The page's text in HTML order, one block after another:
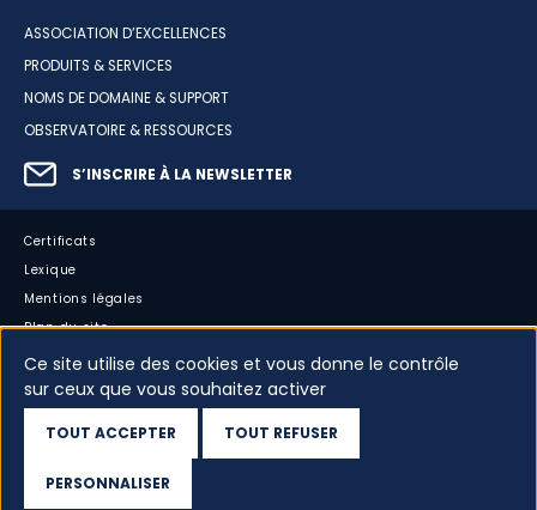
ASSOCIATION D’EXCELLENCES
PRODUITS & SERVICES
NOMS DE DOMAINE & SUPPORT
OBSERVATOIRE & RESSOURCES
S’INSCRIRE À LA NEWSLETTER
Certificats
Lexique
Mentions légales
Plan du site
Accessibilité : partiellement conforme
Cookies
Dispositif d’alerte
Ce site utilise des cookies et vous donne le contrôle
sur ceux que vous souhaitez activer
TOUT ACCEPTER TOUT REFUSER
PERSONNALISER